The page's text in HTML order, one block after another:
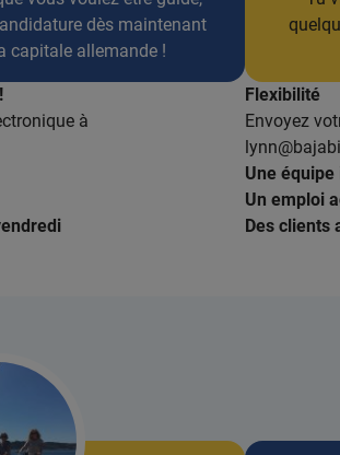
dès maintenant
capitale allemande !
à
Flexibilité
Envoyez
Une
Un emploi
Des clients